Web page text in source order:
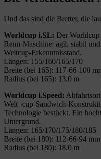
Und das sind die Bretter, die
Worldcup i.SL: Der Worldcup
Renn-Maschine: agil, stabil
Weltcup-Erkenntnisstand.
Längen: 155/160/165/170
Breite (bei 165): 117-66-100
Radius (bei 165): 13.0 m
Worldcup i.Speed:
Welt¬cup-Sandwich-
Technologie bestückt. Ein
Untergrund.
Längen: 165/170/175/180/185
Breite (bei 180): 112-66-94 mm
Radius (bei 180): 18.0 m